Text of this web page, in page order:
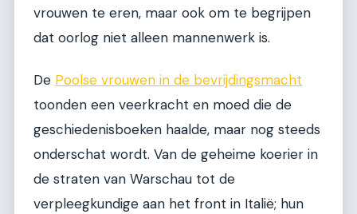
vrouwen te eren, maar ook om te begrijpen
dat oorlog niet alleen mannenwerk is.
De Poolse vrouwen in de bevrijdingsmacht
toonden een veerkracht en moed die de
geschiedenisboeken haalde, maar nog steeds
onderschat wordt. Van de geheime koerier in
de straten van Warschau tot de
verpleegkundige aan het front in Italië; hun